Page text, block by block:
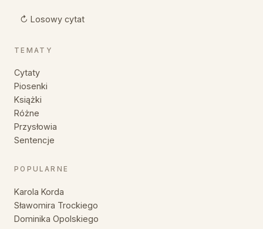
↻ Losowy cytat
TEMATY
Cytaty
Piosenki
Książki
Różne
Przysłowia
Sentencje
POPULARNE
Karola Korda
Sławomira Trockiego
Dominika Opolskiego